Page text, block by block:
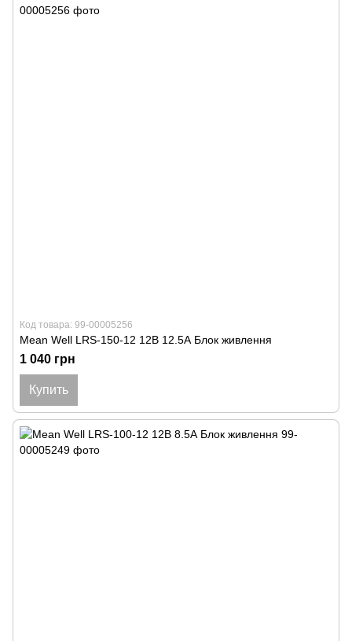
Код товара: 99-00005256
Mean Well LRS-150-12 12В 12.5А Блок живлення
1 040 грн
Купить